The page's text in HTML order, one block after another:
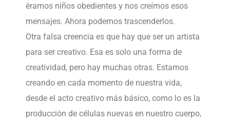
éramos niños obedientes y nos creímos esos
mensajes. Ahora podemos trascenderlos.
Otra falsa creencia es que hay que ser un artista
para ser creativo. Esa es solo una forma de
creatividad, pero hay muchas otras. Estamos
creando en cada momento de nuestra vida,
desde el acto creativo más básico, como lo es la
producción de células nuevas en nuestro cuerpo,